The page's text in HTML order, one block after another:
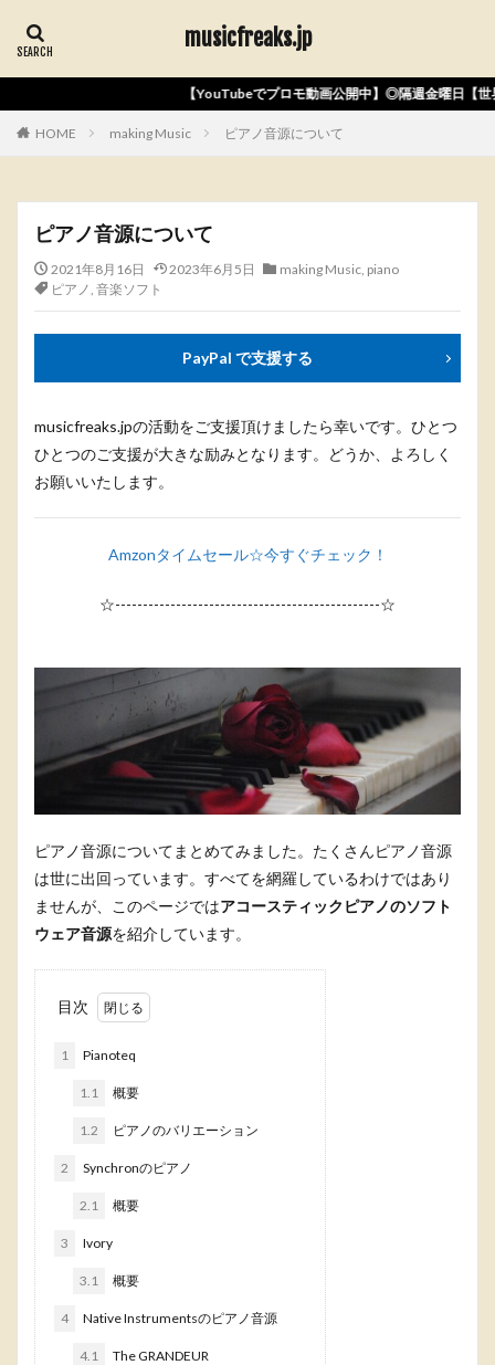
musicfreaks.jp
でプロモ動画公開中】◎隔週金曜日【世界239都市】音楽リリース◎Apple
HOME making Music ピアノ音源について
ピアノ音源について
2021年8月16日 2023年6月5日 making Music, piano
ピアノ, 音楽ソフト
PayPal で支援する
musicfreaks.jpの活動をご支援頂けましたら幸いです。ひとつ
ひとつのご支援が大きな励みとなります。どうか、よろしく
お願いいたします。
Amzonタイムセール☆今すぐチェック！
☆------------------------------------------------☆
ピアノ音源についてまとめてみました。たくさんピアノ音源
は世に出回っています。すべてを網羅しているわけではあり
ませんが、このページではアコースティックピアノのソフト
ウェア音源を紹介しています。
目次
1 Pianoteq
1.1 概要
1.2 ピアノのバリエーション
2 Synchronのピアノ
2.1 概要
3 Ivory
3.1 概要
4 Native Instrumentsのピアノ音源
4.1 The GRANDEUR